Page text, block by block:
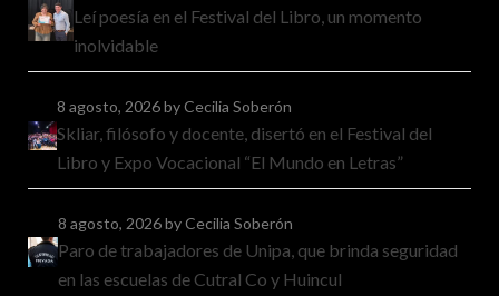
Leí poesía en el Festival del Libro, un momento
inolvidable
8 agosto, 2026by Cecilia Soberón
Skliar, filósofo y docente, disertó en el Festival del
Libro y Expo Vocacional “El Mundo en Letras”
8 agosto, 2026by Cecilia Soberón
Paro de trabajadores de Unipa, que brinda seguridad
en las escuelas de Cutral Co y Huincul